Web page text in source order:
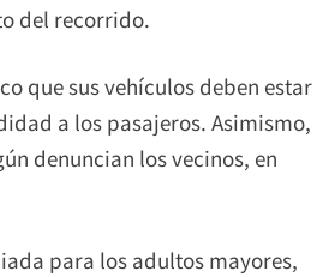
del recorrido.
que sus vehículos deben estar
a los pasajeros. Asimismo,
denuncian los vecinos, en
para los adultos mayores,